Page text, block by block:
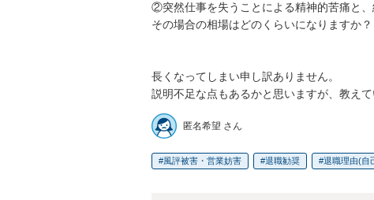
②突然仕事を失うことによる精神的苦痛と
その場合の相場はどのくらいになりますか？
長くなってしまい申し訳ありません。
説明不足な点もあるかと思いますが、教え
匿名希望 さん
風評被害・営業妨害 退職勧奨 退職理由(自